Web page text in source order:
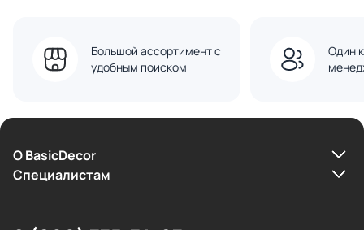
Большой ассортимент с
удобным поиском
Один
О BasicDecor
Cпециалистам